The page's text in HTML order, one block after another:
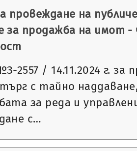
провеждане на
за продажба на имот
2557 / 14.11.2024 г. за
с тайно наддаване,
за реда и
с…